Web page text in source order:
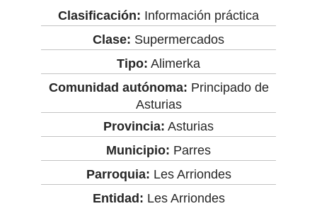
Clasificación: Información práctica
Clase: Supermercados
Tipo: Alimerka
Comunidad autónoma: Principado de
Asturias
Provincia: Asturias
Municipio: Parres
Parroquia: Les Arriondes
Entidad: Les Arriondes